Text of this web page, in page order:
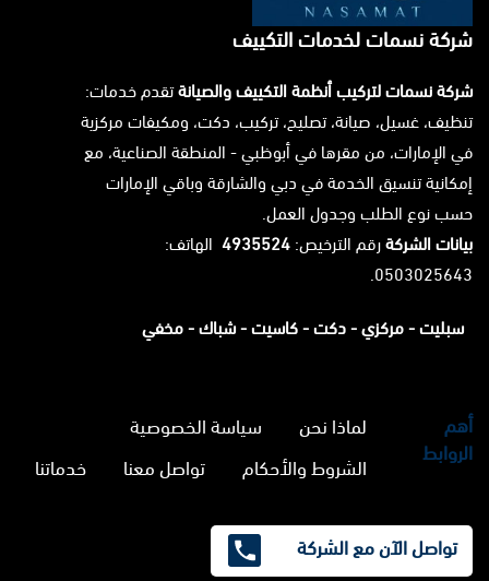
شركة نسمات لخدمات التكييف
شركة نسمات لتركيب أنظمة التكييف والصيانةتقدم خدمات:
تنظيف، غسيل، صيانة، تصليح، تركيب، دكت، ومكيفات مركزية
في الإمارات، من مقرها في أبوظبي - المنطقة الصناعية، مع
إمكانية تنسيق الخدمة في دبي والشارقة وباقي الإمارات
حسب نوع الطلب وجدول العمل.
بيانات الشركةرقم الترخيص: 4935524 الهاتف:
0503025643.
سبليت -مركزي -دكت -كاسيت -شباك -مخفي
أهم
الروابط
لماذا نحن
سياسة الخصوصية
الشروط والأحكام
تواصل معنا خدماتنا
تواصل الآن مع الشركة